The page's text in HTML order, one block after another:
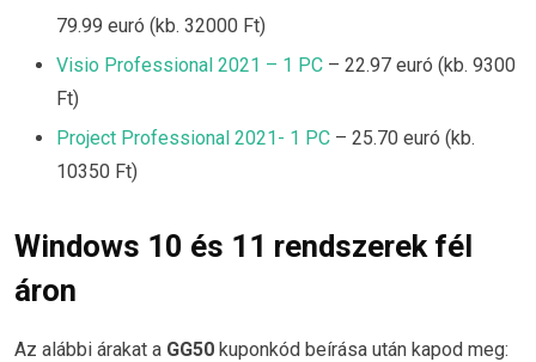
79.99 euró (kb. 32000 Ft)
Visio Professional 2021 – 1 PC – 22.97 euró (kb. 9300
Ft)
Project Professional 2021- 1 PC – 25.70 euró (kb.
10350 Ft)
Windows 10 és 11 rendszerek fél
áron
Az alábbi árakat a GG50 kuponkód beírása után kapod meg: